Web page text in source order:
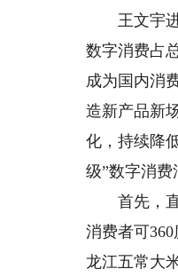
王文宇进
数字消费占
成为国内消
造新产品新
化，持续降
级”数字消费
首先，直
消费者可
龙江五常大